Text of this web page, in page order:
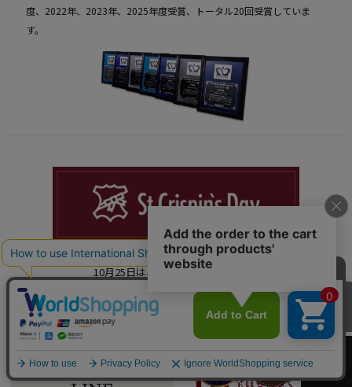
度、2022年、2023年、2025年度受賞、トータル20回受賞していま
す。
「大切な人に革を贈る日。
10月25日は、サンクリスピンデー」
カートへ